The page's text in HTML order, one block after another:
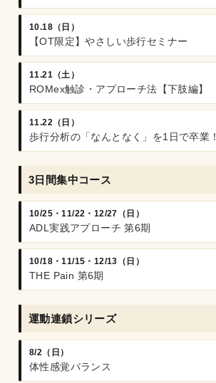
10.18（日）
【OT限定】やさしい歩行セミナー
11.21（土）
ROMex触診・アプローチ法【下肢編】
11.22（日）
歩行分析の「なんとなく」を1日で卒業！
3日間集中コース
10/25・11/22・12/27（日）
ADL実践アプローチ 第6期
10/18・11/15・12/13（日）
THE Pain 第6期
運動連鎖シリーズ
8/2（日）
体性感覚バランス